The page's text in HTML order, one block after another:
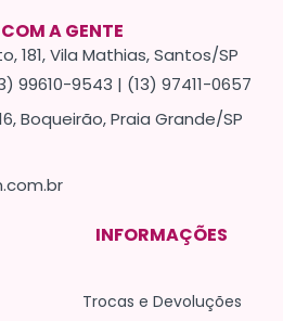
A GENTE
181, Vila Mathias, Santos/SP
99610-9543 | (13) 97411-0657
Boqueirão, Praia Grande/SP
INFORMAÇÕES
Trocas e Devoluções